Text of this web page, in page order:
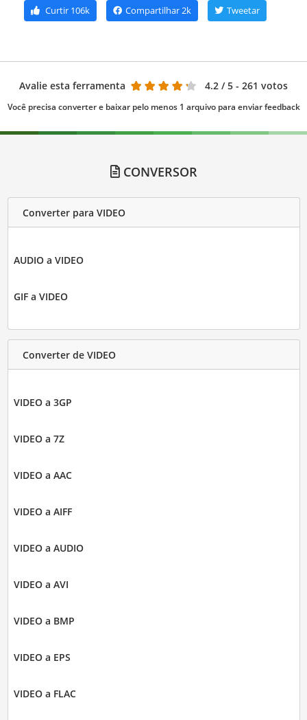
Curtir 106k Compartilhar2k Tweetar
Avalie esta ferramenta 4.2 / 5 - 261 votos
Você precisa converter e baixar pelo menos 1 arquivo para enviar feedback
CONVERSOR
Converter para VIDEO
AUDIO a VIDEO
GIF a VIDEO
Converter de VIDEO
VIDEO a 3GP
VIDEO a 7Z
VIDEO a AAC
VIDEO a AIFF
VIDEO a AUDIO
VIDEO a AVI
VIDEO a BMP
VIDEO a EPS
VIDEO a FLAC